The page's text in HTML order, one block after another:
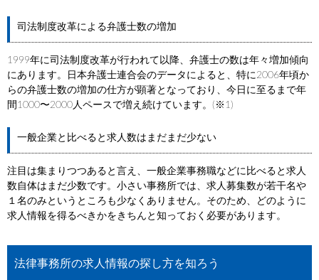
司法制度改革による弁護士数の増加
1999年に司法制度改革が行われて以降、弁護士の数は年々増加傾向
にあります。日本弁護士連合会のデータによると、特に2006年頃か
らの弁護士数の増加の仕方が顕著となっており、今日に至るまで年
間1000〜2000人ペースで増え続けています。(※1)
一般企業と比べると求人数はまだまだ少ない
注目は集まりつつあると言え、一般企業事務職などに比べると求人
数自体はまだ少数です。小さい事務所では、求人募集数が若干名や
１名のみというところも少なくありません。そのため、どのように
求人情報を得るべきかをきちんと知っておく必要があります。
法律事務所の求人情報の探し方を知ろう